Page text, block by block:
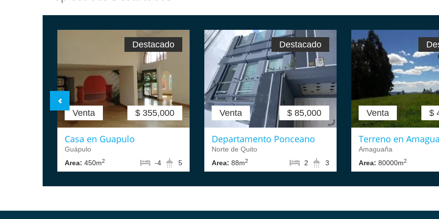
Venta $ 355,000
Destacado
Casa en Guapulo
Guápulo
Area: 450m2 5
-4
Venta $ 85,000
Destacado
Departamento Ponceano
Norte de Quito
Area: 88m2 3
2
Venta $
Terreno en
Amaguaña
Area: 80000m2